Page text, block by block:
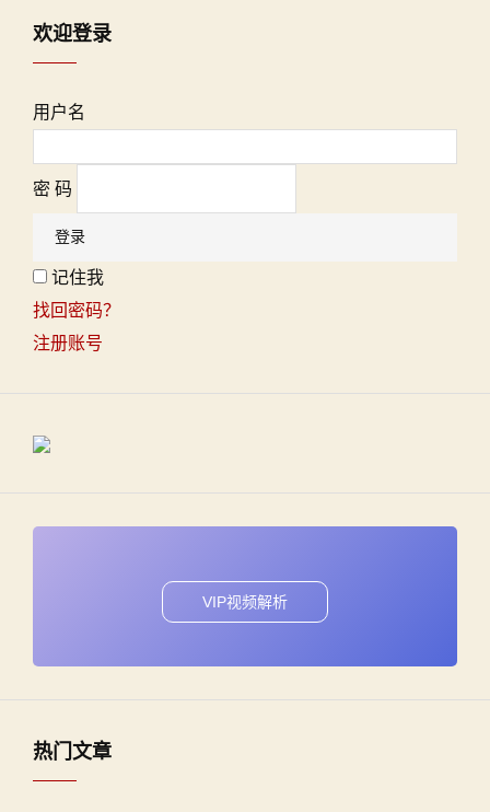
欢迎登录
用户名
密 码
记住我
找回密码？
注册账号
VIP视频解析
热门文章